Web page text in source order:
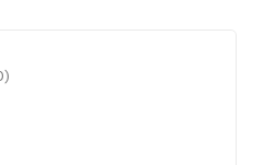
120